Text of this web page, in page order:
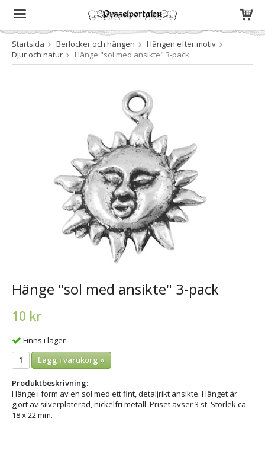
Produkten har blivit tillagd i varukorgen
Startsida Berlocker och hängen
Hängen efter motiv
Djur och natur
Hänge "sol med ansikte" 3-pack
Hänge "sol med ansikte" 3-pack
10 kr
Finns i lager
Lägg i varukorg »
Produktbeskrivning:
Hänge i form av en sol med ett fint, detaljrikt ansikte. Hänget är
gjort av silverpläterad, nickelfri metall. Priset avser 3 st. Storlek ca
18 x 22 mm.